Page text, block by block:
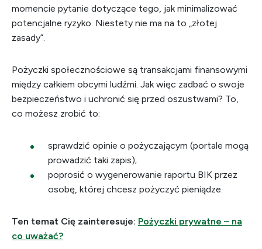
momencie pytanie dotyczące tego, jak minimalizować
potencjalne ryzyko. Niestety nie ma na to „złotej
zasady”.
Pożyczki społecznościowe są transakcjami finansowymi
między całkiem obcymi ludźmi. Jak więc zadbać o swoje
bezpieczeństwo i uchronić się przed oszustwami? To,
co możesz zrobić to:
sprawdzić opinie o pożyczającym (portale mogą
prowadzić taki zapis);
poprosić o wygenerowanie raportu BIK przez
osobę, której chcesz pożyczyć pieniądze.
Ten temat Cię zainteresuje: Pożyczki prywatne – na
co uważać?